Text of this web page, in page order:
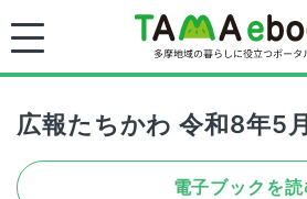
広報たちかわ 令和8年5
電子ブックを読